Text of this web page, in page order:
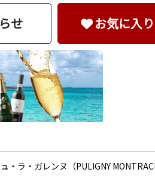
せ お気に入
・ラ・ガレンヌ（PULIGNY